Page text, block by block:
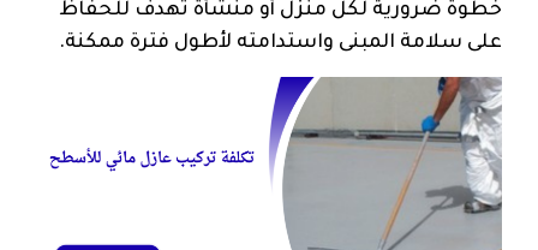
خطوة ضرورية لكل منزل أو منشأة تهدف للحفاظ
على سلامة المبنى واستدامته لأطول فترة ممكنة.